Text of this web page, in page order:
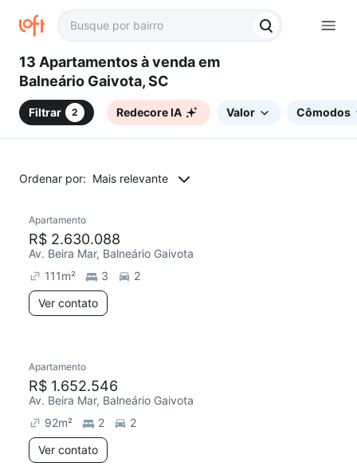
13 Apartamentos à venda em
Balneário Gaivota, SC
Filtrar 2 Redecore IA Valor Cômodos
Ordenar por: Mais relevante
Apartamento
R$ 2.630.088
Av. Beira Mar, Balneário Gaivota
111m² 3
2
Ver contato
Apartamento
R$ 1.652.546
Av. Beira Mar, Balneário Gaivota
92m² 2
2
Ver contato